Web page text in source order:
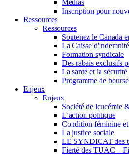
Médias
Inscription pour
Ressources
Ressources
Soutenez le Canada
La Caisse
Formation syndicale
Des rabais exclusifs
La santé et la sécurité
Programme de
Enjeux
Enjeux
Société de leucémie
L’action politique
Condition féminine et
La justice sociale
LE SYNDICAT des
Fierté des TUAC –